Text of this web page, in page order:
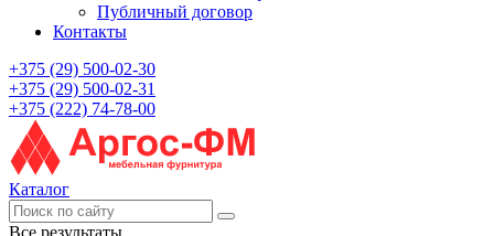
Публичный договор
Контакты
+375 (29) 500-02-30
+375 (29) 500-02-31
+375 (222) 74-78-00
Каталог
Все результаты